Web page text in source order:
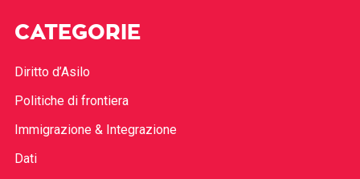
CATEGORIE
Diritto d’Asilo
Politiche di frontiera
Immigrazione & Integrazione
Dati